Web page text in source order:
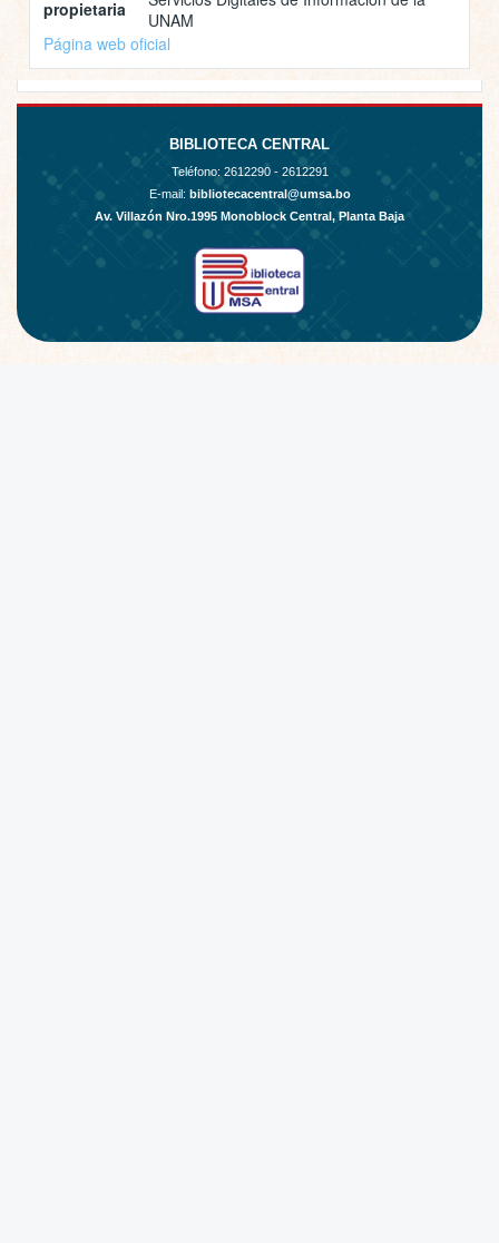
propietaria
UNAM
Página web oficial
BIBLIOTECA CENTRAL
Teléfono: 2612290 - 2612291
E-mail: bibliotecacentral@umsa.bo
Av. Villazón Nro.1995 Monoblock Central, Planta Baja